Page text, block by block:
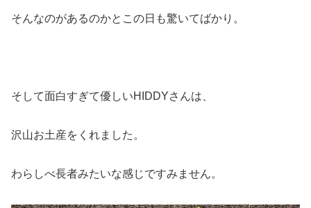
そんなのがあるのかとこの日も驚いてばかり。
そして面白すぎて優しいHIDDYさんは、
沢山お土産をくれました。
わらしべ長者みたいな感じですみません。